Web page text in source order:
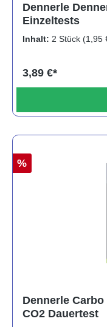
Dennerle
Einzeltests
Inhalt: 2 Stück (1,95
3,89 €*
%
Dennerle
CO2 Dauertest